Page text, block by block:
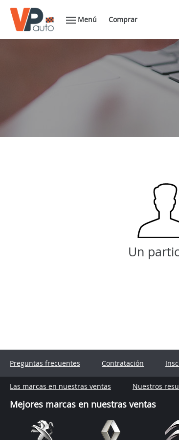
Menú Comprar
Un
Preguntas frecuentes Contratación
Las marcas en nuestras ventas Nuestros
Mejores marcas en nuestras ventas